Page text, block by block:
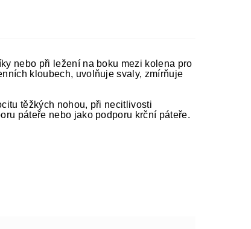
nebo při ležení na boku mezi kolena pro
kloubech, uvolňuje svaly, zmírňuje
těžkých nohou, při necitlivosti
páteře nebo jako podporu krční páteře.